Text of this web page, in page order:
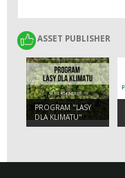
ASSET PUBLISHER
ASSET PUBLISHER
PROGRAM "LASY
DLA KLIMATU"